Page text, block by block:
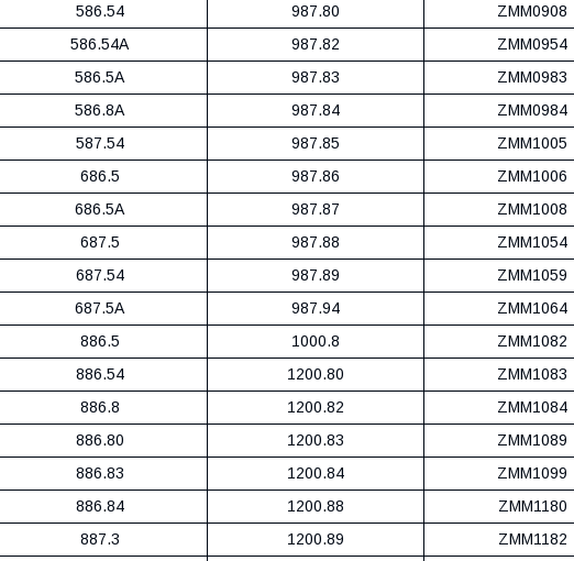
586.54
987.80 ZMM0908
586.54A
987.82 ZMM0954
586.5A
987.83 ZMM0983
586.8A
987.84 ZMM0984
587.54
987.85 ZMM1005
686.5
987.86 ZMM1006
686.5A
987.87 ZMM1008
687.5
987.88 ZMM1054
687.54
987.89 ZMM1059
687.5A
987.94 ZMM1064
886.5
1000.8 ZMM1082
886.54
1200.80 ZMM1083
886.8
1200.82 ZMM1084
886.80
1200.83 ZMM1089
886.83
1200.84 ZMM1099
886.84
1200.88 ZMM1180
887.3
1200.89 ZMM1182